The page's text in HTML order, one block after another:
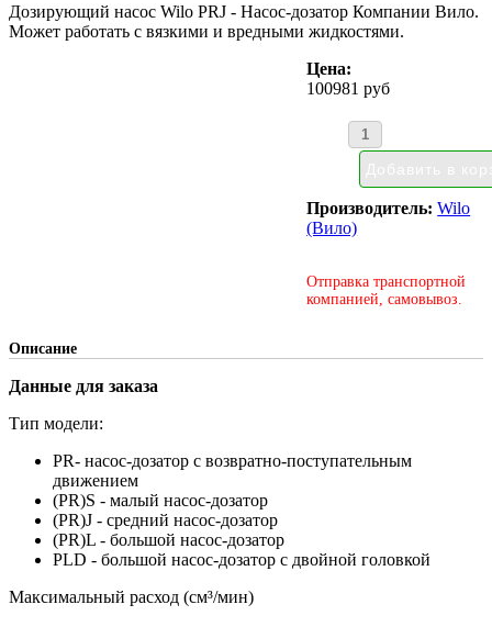
Дозирующий насос Wilo PRJ - Насос-дозатор Компании Вило.
Может работать с вязкими и вредными жидкостями.
Цена:
100981 руб
Производитель:Wilo
(Вило)
Отправка транспортной
компанией, самовывоз.
Описание
Данные для заказа
Тип модели:
PR- насос-дозатор с возвратно-поступательным
движением
(PR)S - малый насос-дозатор
(PR)J - средний насос-дозатор
(PR)L - большой насос-дозатор
PLD - большой насос-дозатор с двойной головкой
Максимальный расход (см³/мин)